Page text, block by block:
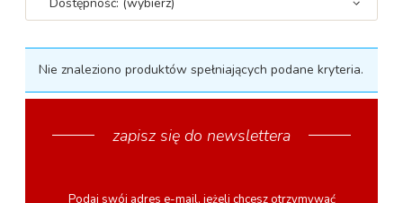
Nie znaleziono produktów spełniających podane kryteria.
zapisz się do newslettera
Podaj swój adres e-mail, jeżeli chcesz otrzymywać